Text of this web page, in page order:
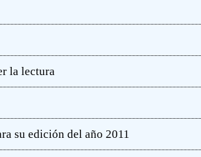
la lectura
su edición del año 2011